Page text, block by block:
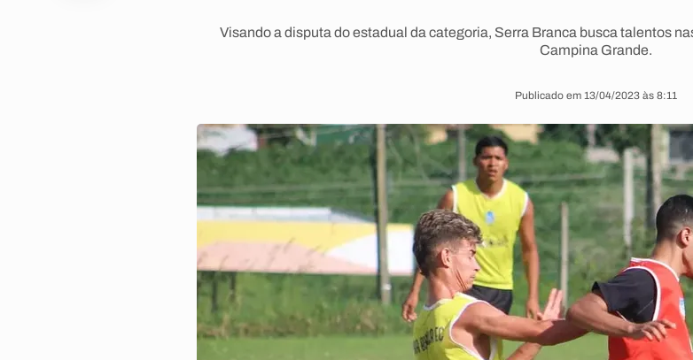
Visando a disputa do estadual da categoria, Serra Branca busca talentos
Campina Grande.
Publicado em 13/04/2023 às 8:11